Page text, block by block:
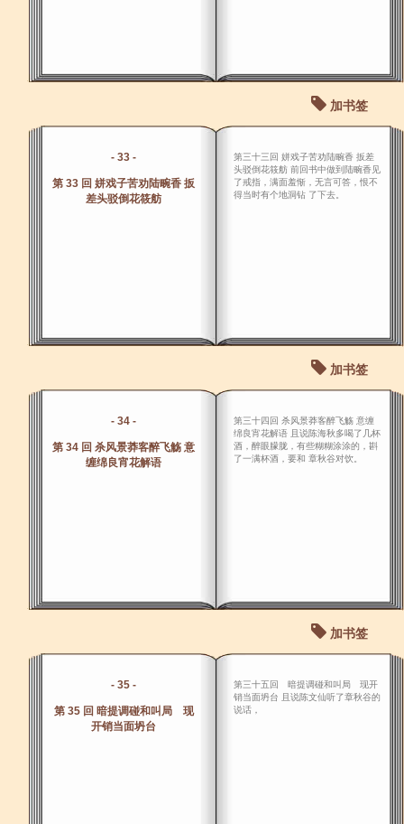
加书签
- 33 -
第 33 回 姘戏子苦劝陆畹香 扳
差头驳倒花筱舫
第三十三回 姘戏子苦劝陆畹香 扳差
头驳倒花筱舫 前回书中做到陆畹香见
了戒指，满面羞惭，无言可答，恨不
得当时有个地洞钻 了下去。
加书签
- 34 -
第 34 回 杀风景莽客醉飞觞 意
缠绵良宵花解语
第三十四回 杀风景莽客醉飞觞 意缠
绵良宵花解语 且说陈海秋多喝了几杯
酒，醉眼朦胧，有些糊糊涂涂的，斟
了一满杯酒，要和 章秋谷对饮。
加书签
- 35 -
第 35 回 暗提调碰和叫局 现
开销当面坍台
第三十五回 暗提调碰和叫局 现开
销当面坍台 且说陈文仙听了章秋谷的
说话，